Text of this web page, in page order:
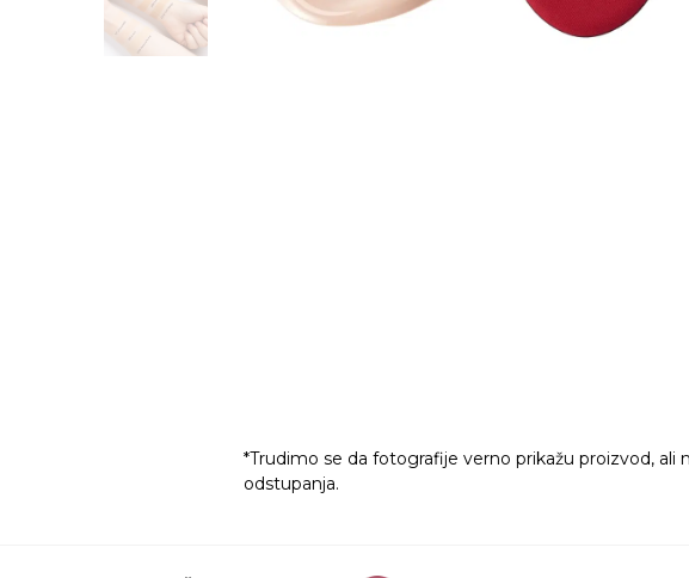
*Trudimo se da fotografije verno prikažu proizvod, ali
odstupanja.